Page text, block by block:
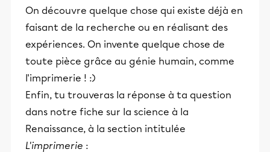
On découvre quelque chose qui existe déjà en
faisant de la recherche ou en réalisant des
expériences. On invente quelque chose de
toute pièce grâce au génie humain, comme
l'imprimerie ! :)
Enfin, tu trouveras la réponse à ta question
dans notre fiche sur la science à la
Renaissance, à la section intitulée
L'imprimerie :